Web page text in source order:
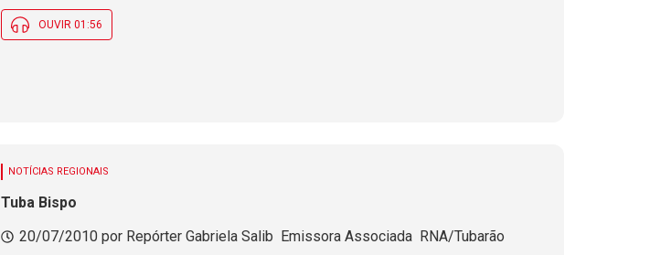
OUVIR 01:56
NOTÍCIAS REGIONAIS
Tuba Bispo
20/07/2010 por Repórter Gabriela Salib  Emissora Associada  RNA/Tubarão